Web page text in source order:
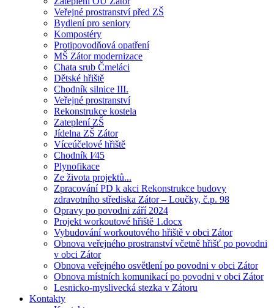
Veřejné prostranství před ZŠ
Bydlení pro seniory
Kompostéry
Protipovodňová opatření
MŠ Zátor modernizace
Chata srub Čmeláci
Dětské hřiště
Chodník silnice III.
Veřejné prostranství
Rekonstrukce kostela
Zateplení ZŠ
Jídelna ZŠ Zátor
Víceúčelové hřiště
Chodník I⁄45
Plynofikace
Ze života projektů...
Zpracování PD k akci Rekonstrukce budovy
zdravotního střediska Zátor – Loučky, č.p. 98
Opravy po povodni září 2024
Projekt workoutové hřiště 1.docx
Vybudování workoutového hřiště v obci Zátor
Obnova veřejného prostranství včetně hřišť po povodni
v obci Zátor
Obnova veřejného osvětlení po povodni v obci Zátor
Obnova místních komunikací po povodni v obci Zátor
Lesnicko-myslivecká stezka v Zátoru
Kontakty